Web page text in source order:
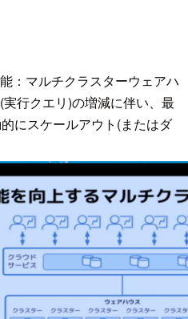
：マルチクラスターウェアハ
行クエリ)の増減に伴い、最
にスケールアウト(またはダ